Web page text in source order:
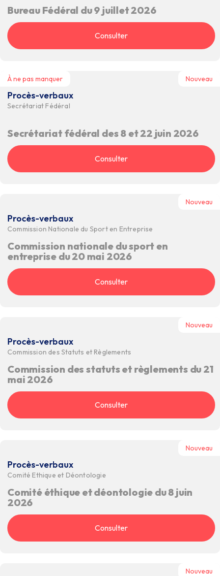
Bureau Fédéral du 9 juillet 2026
Consulter
Nouveau
À ne pas manquer
Procès-verbaux
Secrétariat Fédéral
Secrétariat fédéral des 8 et 22 juin 2026
Consulter
Nouveau
Procès-verbaux
Commission Nationale du Sport en Entreprise
Commission nationale du sport en
entreprise du 20 mai 2026
Consulter
Nouveau
Procès-verbaux
Commission des Statuts et Règlements
Commission des statuts et règlements du 21
mai 2026
Consulter
Nouveau
Procès-verbaux
Comité Ethique et Déontologie
Comité éthique et déontologie du 8 juin
2026
Consulter
Nouveau